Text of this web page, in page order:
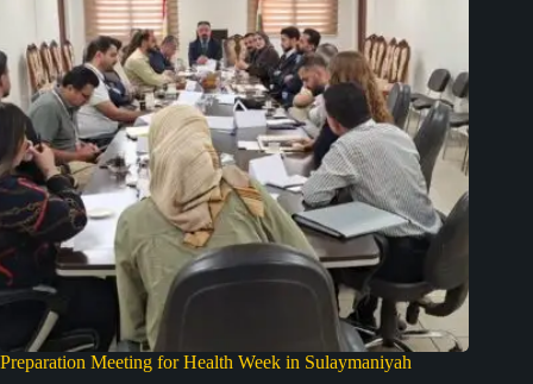
Preparation Meeting for Health Week in Sulaymaniyah